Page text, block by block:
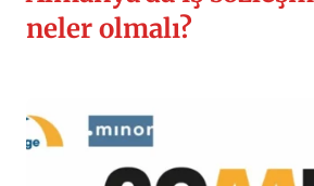
neler olmalı?